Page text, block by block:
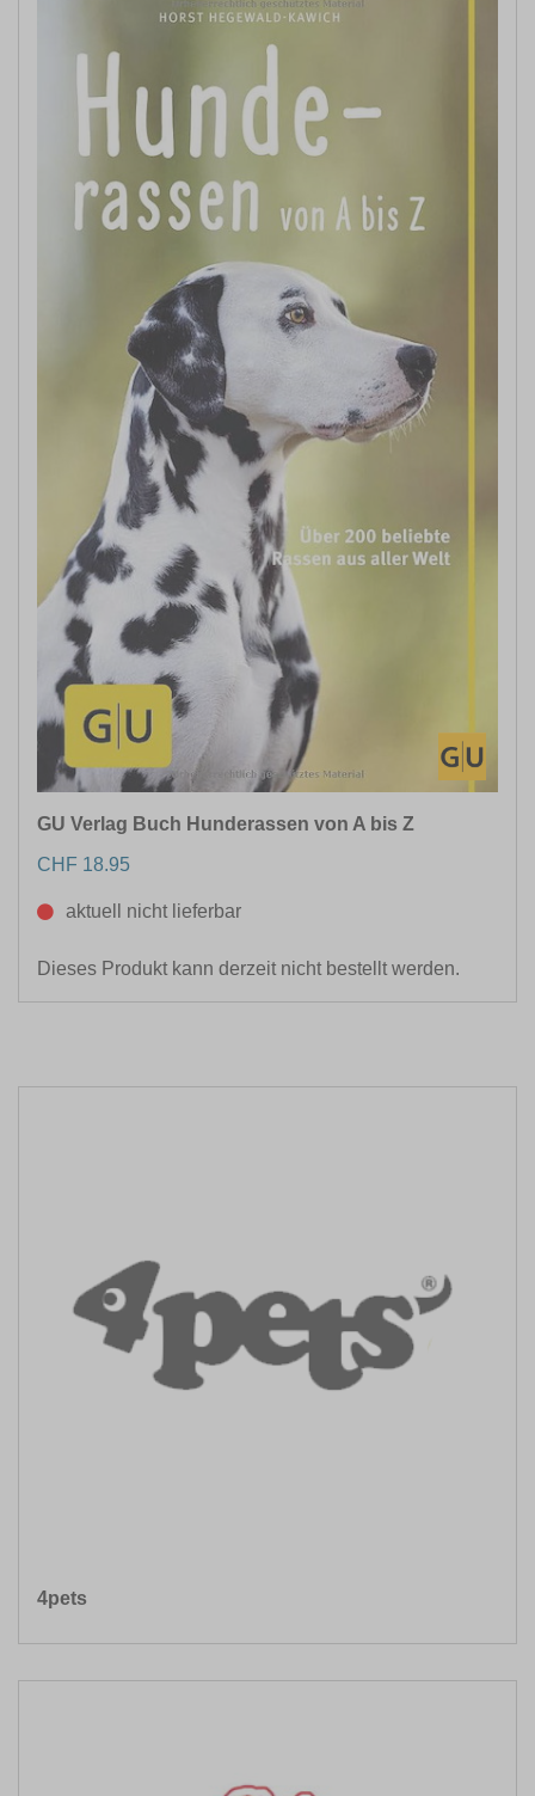
GU Verlag Buch Hunderassen von A bis Z
CHF 18.95
aktuell nicht lieferbar
Dieses Produkt kann derzeit nicht bestellt werden.
4pets